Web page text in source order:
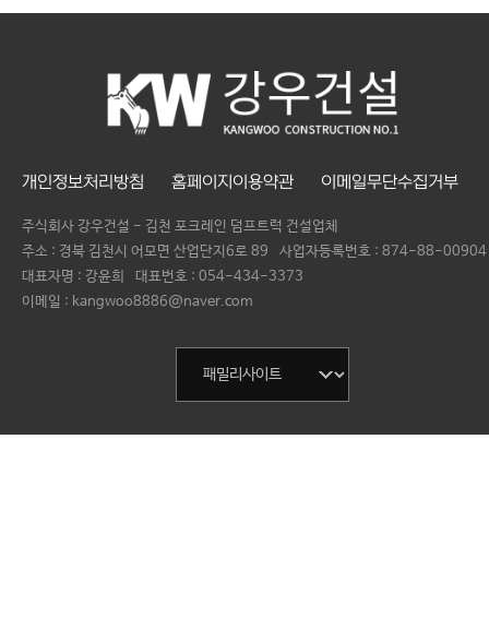
개인정보처리방침 홈페이지이용약관 이메일무단수집거부
주식회사 강우건설 - 김천 포크레인 덤프트럭 건설업체
주소 : 경북 김천시 어모면 산업단지6로 89
사업자등록번호 : 874-88-00904
대표자명 : 강윤희 대표번호 : 054-434-3373
이메일 : kangwoo8886@naver.com